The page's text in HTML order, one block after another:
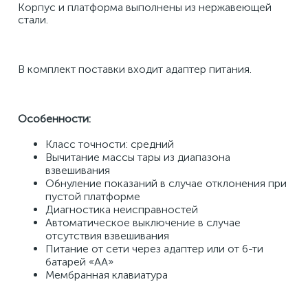
Корпус и платформа выполнены из нержавеющей
стали.
В комплект поставки входит адаптер питания.
Особенности:
Класс точности: средний
Вычитание массы тары из диапазона
взвешивания
Обнуление показаний в случае отклонения при
пустой платформе
Диагностика неисправностей
Автоматическое выключение в случае
отсутствия взвешивания
Питание от сети через адаптер или от 6-ти
батарей «AA»
Мембранная клавиатура